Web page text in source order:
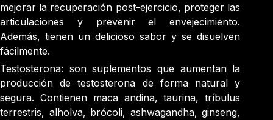
mejorar la recuperación post-ejercicio, proteger las
articulaciones y prevenir el envejecimiento.
Además, tienen un delicioso sabor y se disuelven
fácilmente.
Testosterona: son suplementos que aumentan la
producción de testosterona de forma natural y
segura. Contienen maca andina, taurina, tríbulus
terrestris, alholva, brócoli, ashwagandha, ginseng,